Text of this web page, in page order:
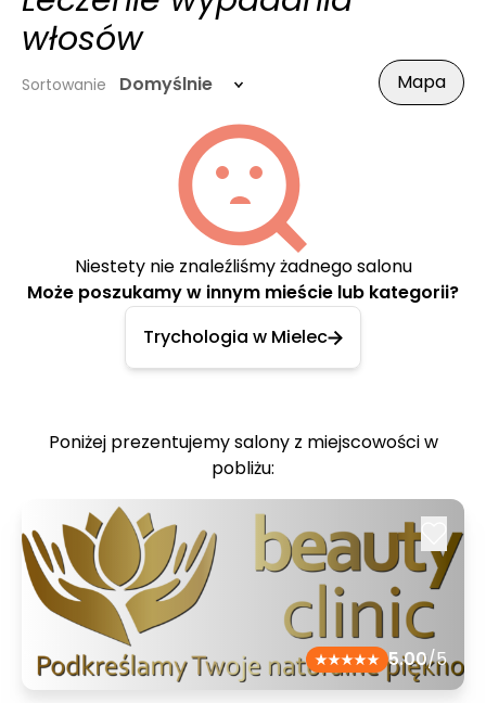
włosów
Sortowanie Domyślnie Mapa
Niestety nie znaleźliśmy żadnego salonu
Może poszukamy w innym mieście lub kategorii?
Trychologia w Mielec
Poniżej prezentujemy salony z miejscowości w
pobliżu:
5.00/5